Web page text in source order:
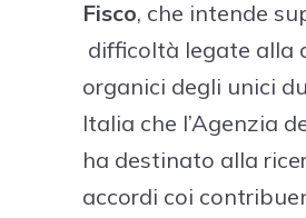
Fisco, che intende
difficoltà legate alla
organici degli unici
Italia che l’Agenzia
ha destinato alla
accordi coi